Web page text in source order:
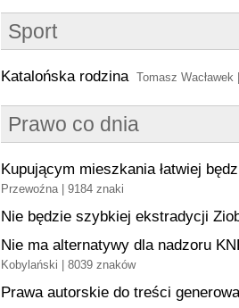
Sport
Katalońska rodzina Tomasz Wacławek
Prawo co dnia
Kupującym mieszkania łatwiej
Przewoźna | 9184 znaki
Nie będzie szybkiej ekstradycji
Nie ma alternatywy dla nadzoru
Kobylański | 8039 znaków
Prawa autorskie do treści